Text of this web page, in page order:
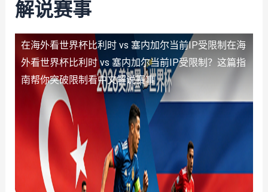
解说赛事
在海外看世界杯比利时 vs 塞内加尔当前IP受限制 在海
外看世界杯比利时 vs 塞内加尔当前IP受限制？这篇指
南帮你突破限制看中文解说赛事